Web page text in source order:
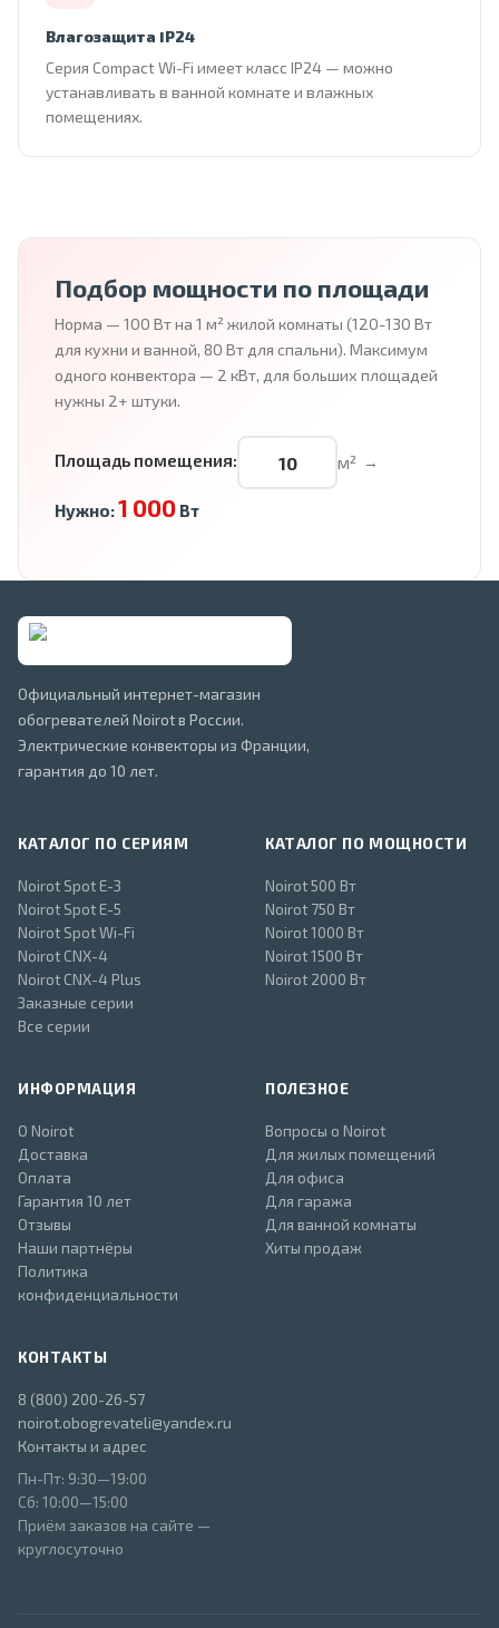
Влагозащита IP24
Серия Compact Wi-Fi имеет класс IP24 — можно
устанавливать в ванной комнате и влажных
помещениях.
Подбор мощности по площади
Норма — 100 Вт на 1 м² жилой комнаты (120-130 Вт
для кухни и ванной, 80 Вт для спальни). Максимум
одного конвектора — 2 кВт, для больших площадей
нужны 2+ штуки.
Площадь помещения: м² →
Нужно:1 000Вт
Официальный интернет-магазин
обогревателей Noirot в России.
Электрические конвекторы из Франции,
гарантия до 10 лет.
КАТАЛОГ ПО СЕРИЯМ
Noirot Spot E-3
Noirot Spot E-5
Noirot Spot Wi-Fi
Noirot CNX-4
Noirot CNX-4 Plus
Заказные серии
Все серии
КАТАЛОГ ПО МОЩНОСТИ
Noirot 500 Вт
Noirot 750 Вт
Noirot 1000 Вт
Noirot 1500 Вт
Noirot 2000 Вт
ИНФОРМАЦИЯ
О Noirot
Доставка
Оплата
Гарантия 10 лет
Отзывы
Наши партнёры
Политика
конфиденциальности
ПОЛЕЗНОЕ
Вопросы о Noirot
Для жилых помещений
Для офиса
Для гаража
Для ванной комнаты
Хиты продаж
КОНТАКТЫ
8 (800) 200-26-57
noirot.obogrevateli@yandex.ru
Контакты и адрес
Пн-Пт: 9:30—19:00
Сб: 10:00—15:00
Приём заказов на сайте —
круглосуточно